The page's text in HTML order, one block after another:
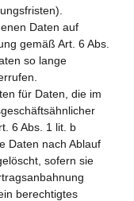
Daten auf
gemäß Art. 6 Abs.
so lange
für Daten, die im
6 Abs. 1 lit. b
Daten nach Ablauf
sofern sie
berechtigtes